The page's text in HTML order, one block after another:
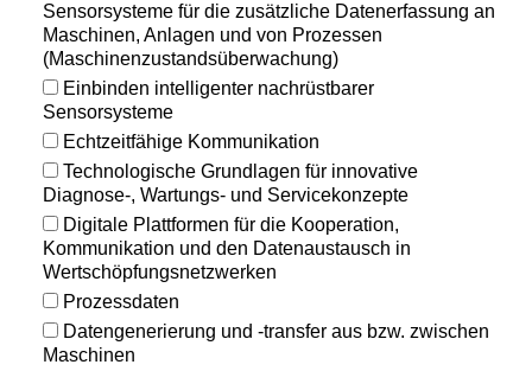
Sensorsysteme für die zusätzliche Datenerfassung an
Maschinen, Anlagen und von Prozessen
(Maschinenzustandsüberwachung)
Einbinden intelligenter nachrüstbarer
Sensorsysteme
Echtzeitfähige Kommunikation
Technologische Grundlagen für innovative
Diagnose-, Wartungs- und Servicekonzepte
Digitale Plattformen für die Kooperation,
Kommunikation und den Datenaustausch in
Wertschöpfungsnetzwerken
Prozessdaten
Datengenerierung und -transfer aus bzw. zwischen
Maschinen